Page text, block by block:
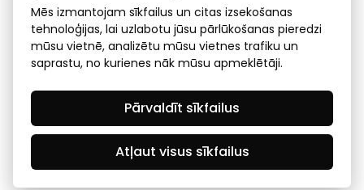
pieprasījums
© 2026 Latvijas Finanšu nozares asociācija - visas tiesības
rezervētas
Created by Mediapark
Mēs izmantojam sīkfailus un citas izsekošanas
tehnoloģijas, lai uzlabotu jūsu pārlūkošanas pieredzi
mūsu vietnē, analizētu mūsu vietnes trafiku un
saprastu, no kurienes nāk mūsu apmeklētāji.
Atļaut visus sīkfailus
Pārvaldīt sīkfailus